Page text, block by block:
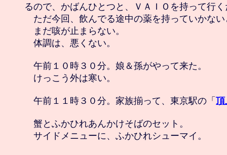
るので、かばんひとつと、ＶＡＩＯを持って行
ただ今回、飲んでる途中の薬を持っていかない
まだ咳が止まらない。
体調は、悪くない。
午前１０時３０分。娘＆孫がやって来た。
けっこう外は寒い。
午前１１時３０分。家族揃って、東京駅の「 頂
蟹とふかひれあんかけそばのセット。